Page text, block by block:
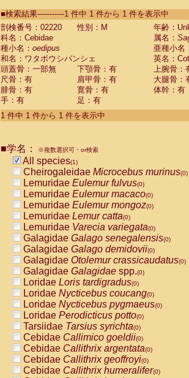
CebidaeSaguinus labiatus(0)
Cebidae Saguinus leucopus (0)
Cebidae
Cebidae
CebidaeSaguinus nigricollis (0)
Cebidae Saguinus oedipus
Cebidae Saguinus weddelli
Cebidae Saguinusspp.
Cebidae Aotus trivirgatus
Cebidae Cebus albifrons
CebidaeCebus nigrivittatus
CebidaeCebus
CebidaeSaimiri boliviensis(0)
CebidaeSaimiri sciureus(0)
AtelidaeAlouatta caraya(0)
AtelidaeAlouatta fusca(0)
AtelidaeAlouatta seniculus
AtelidaeAlouattaspp.(0)
AtelidaeAteles belzebuth(0)
AtelidaeAteles geoffroyi(0)
AtelidaeAteles paniscus(0)
AtelidaeAtelesspp.(0)
Atelidae Lagothrix lagothricha
AtelidaeLagothrix lagothricha cana
PitheciidaeCacajao calvus
PitheciidaeCallicebus cupreus
PitheciidaeCallicebus donacophilus
PitheciidaeCallicebus moloch
PitheciidaeCallicebus torquatus
PitheciidaeCallicebusspp.(0)
PitheciidaeChiropotes satanas(0)
■検索結果-----------1 件中 1 件から 1 件を表示中
剖検番号：02220
性別：M
年齢：
科名：Cebidae
属名：
種小名： oedipus
亜種小名
和名：ワタボウシパンシェ
英名：
頭蓋骨：一部無
下顎骨：有
上腕骨：
尺骨：有
肩甲骨：有
大腿骨：
腓骨：有
寛骨：有
体幹：有
手：有
足：有
1 件中 1 件から 1 件を表示中
■学名： ※複数選択可・or検索
All species(1)
Cheirogaleidae Microcebus murinus(0)
Lemuridae Eulemur fulvus(0)
Lemuridae Eulemur macaco(0)
Lemuridae Eulemur mongoz(0)
Lemuridae Lemur catta(0)
Lemuridae Varecia variegata(0)
Galagidae Galago senegalensis(0)
Galagidae Galago demidovii(0)
Galagidae Otolemur crassicaudatus(0)
Galagidae Galagidae spp.(0)
Loridae Loris tardigradus(0)
Loridae Nycticebus coucang(0)
Loridae Nycticebus pygmaeus(0)
Loridae Perodicticus potto(0)
Tarsiidae Tarsius syrichta(0)
Cebidae Callimico goeldii(0)
Cebidae Callithrix argentata(0)
Cebidae Callithrix geoffroyi(0)
Cebidae Callithrix humeralifer(0)